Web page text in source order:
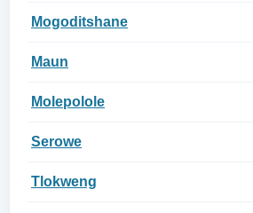
Mogoditshane
Maun
Molepolole
Serowe
Tlokweng